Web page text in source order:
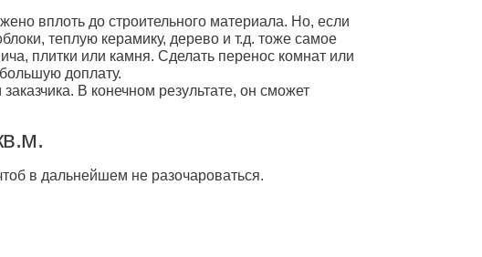
вплоть до строительного материала. Но, если
теплую керамику, дерево и т.д. тоже самое
плитки или камня. Сделать перенос комнат или
доплату.
В конечном результате, он сможет
в дальнейшем не разочароваться.